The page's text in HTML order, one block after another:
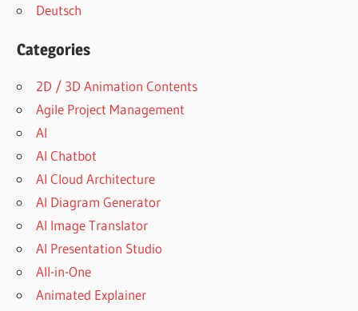
Deutsch
Categories
2D / 3D Animation Contents
Agile Project Management
AI
AI Chatbot
AI Cloud Architecture
AI Diagram Generator
AI Image Translator
AI Presentation Studio
All-in-One
Animated Explainer